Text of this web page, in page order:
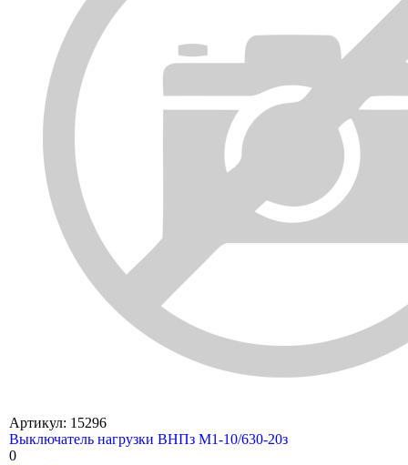
Артикул: 15296
Выключатель нагрузки ВНПз М1-10/630-20з
0